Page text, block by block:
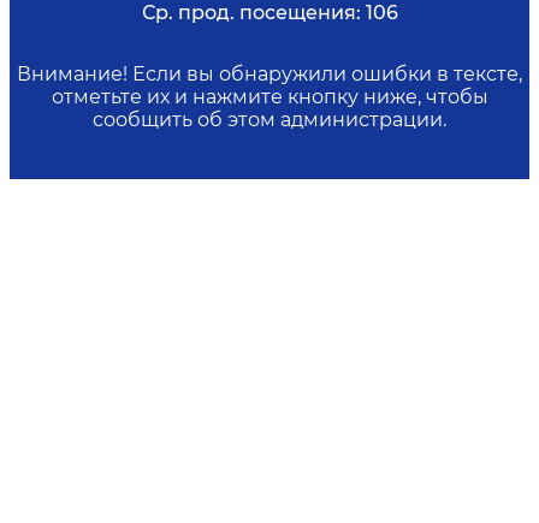
Ср. прод. посещения: 106
Внимание! Если вы обнаружили ошибки в тексте,
отметьте их и нажмите кнопку ниже, чтобы
сообщить об этом администрации.